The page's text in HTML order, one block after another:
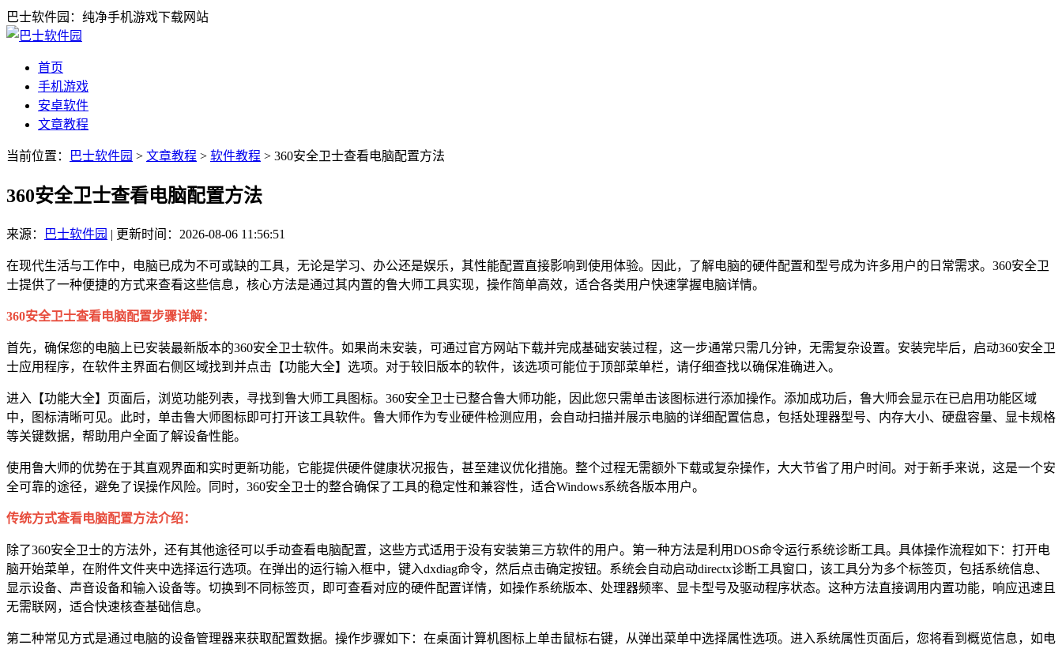
巴士软件园：纯净手机游戏下载网站
首页
手机游戏
安卓软件
文章教程
当前位置： 巴士软件园 > 文章教程 > 软件教程 > 360安全卫士查看电脑配置方法
360安全卫士查看电脑配置方法
来源： 巴士软件园 | 更新时间：2026-08-06 11:56:51
在现代生活与工作中，电脑已成为不可或缺的工具，无论是学习、办公还是娱乐，其性能配置直接影响到使用体验。因此，了解电脑的硬件配置和型号成为许多用户的日常需求。360安全卫
士提供了一种便捷的方式来查看这些信息，核心方法是通过其内置的鲁大师工具实现，操作简单高效，适合各类用户快速掌握电脑详情。
360安全卫士查看电脑配置步骤详解：
首先，确保您的电脑上已安装最新版本的360安全卫士软件。如果尚未安装，可通过官方网站下载并完成基础安装过程，这一步通常只需几分钟，无需复杂设置。安装完毕后，启动360安全卫
士应用程序，在软件主界面右侧区域找到并点击【功能大全】选项。对于较旧版本的软件，该选项可能位于顶部菜单栏，请仔细查找以确保准确进入。
进入【功能大全】页面后，浏览功能列表，寻找到鲁大师工具图标。360安全卫士已整合鲁大师功能，因此您只需单击该图标进行添加操作。添加成功后，鲁大师会显示在已启用功能区域
中，图标清晰可见。此时，单击鲁大师图标即可打开该工具软件。鲁大师作为专业硬件检测应用，会自动扫描并展示电脑的详细配置信息，包括处理器型号、内存大小、硬盘容量、显卡规格
等关键数据，帮助用户全面了解设备性能。
使用鲁大师的优势在于其直观界面和实时更新功能，它能提供硬件健康状况报告，甚至建议优化措施。整个过程无需额外下载或复杂操作，大大节省了用户时间。对于新手来说，这是一个安
全可靠的途径，避免了误操作风险。同时，360安全卫士的整合确保了工具的稳定性和兼容性，适合Windows系统各版本用户。
传统方式查看电脑配置方法介绍：
除了360安全卫士的方法外，还有其他途径可以手动查看电脑配置，这些方式适用于没有安装第三方软件的用户。第一种方法是利用DOS命令运行系统诊断工具。具体操作流程如下：打开电
脑开始菜单，在附件文件夹中选择运行选项。在弹出的运行输入框中，键入dxdiag命令，然后点击确定按钮。系统会自动启动directx诊断工具窗口，该工具分为多个标签页，包括系统信息、
显示设备、声音设备和输入设备等。切换到不同标签页，即可查看对应的硬件配置详情，如操作系统版本、处理器频率、显卡型号及驱动程序状态。这种方法直接调用内置功能，响应迅速且
无需联网，适合快速核查基础信息。
第二种常见方式是通过电脑的设备管理器来获取配置数据。操作步骤如下：在桌面计算机图标上单击鼠标右键，从弹出菜单中选择属性选项。进入系统属性页面后，您将看到概览信息，如电